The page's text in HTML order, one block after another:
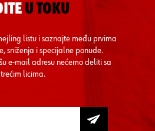
U TOKU
listu i saznajte među prvima
sniženja i specijalne ponude.
e-mail adresu nećemo deliti sa
trećim licima.